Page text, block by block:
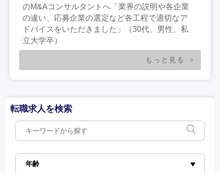
のM&Aコンサルタントへ「業界の説明や各企業
の違い、応募企業の選定など各工程で適切なア
ドバイスをいただきました」（30代、男性、私
立大学卒）
もっと見る
転職求人を検索